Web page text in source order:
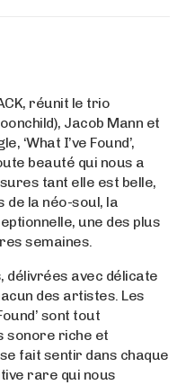
réunit le trio
Jacob Mann et
‘What I’ve Found’,
beauté qui nous a
tant elle est belle,
de la néo-soul, la
une des plus
semaines.
délivrées avec délicate
des artistes. Les
sont tout
sonore riche et
fait sentir dans chaque
rare qui nous